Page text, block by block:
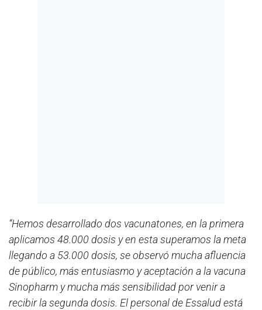
“Hemos desarrollado dos vacunatones, en la primera
aplicamos 48.000 dosis y en esta superamos la meta
llegando a 53.000 dosis, se observó mucha afluencia
de público, más entusiasmo y aceptación a la vacuna
Sinopharm y mucha más sensibilidad por venir a
recibir la segunda dosis. El personal de Essalud está